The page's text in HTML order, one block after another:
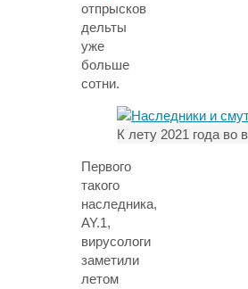
отпрысков
дельты
уже
больше
сотни.
К лету 2021 года во
Первого
такого
наследника,
AY.1,
вирусологи
заметили
летом